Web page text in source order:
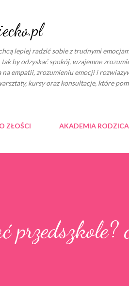
lepiej radzić sobie z trudnymi
by odzyskać spokój, wzajemne
na empatii, zrozumieniu emocji i
kursy oraz konsultacje, które
ZŁOŚCI AKADEMIA RODZICA
przedszkole?